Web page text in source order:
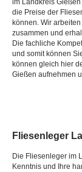
im Landkreis
die Preise der
können. Wir
zusammen und
Die fachliche
und somit können
können gleich hier
Gießen aufnehmen
Fliesenleger
Die Fliesenleger im
Kenntnis und Ihre